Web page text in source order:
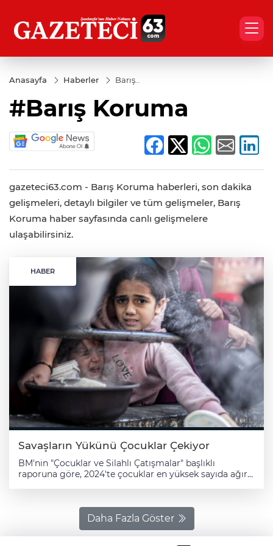
Anasayfa Haberler
Barış
#Barış Koruma
gazeteci63.com - Barış Koruma haberleri, son dakika
gelişmeleri, detaylı bilgiler ve tüm gelişmeler, Barış
Koruma haber sayfasında canlı gelişmelere
ulaşabilirsiniz.
HABER
Savaşların Yükünü Çocuklar Çekiyor
BM'nin "Çocuklar ve Silahlı Çatışmalar" başlıklı
raporuna göre, 2024'te çocuklar en yüksek sayıda ağır
Cumhuriyeti takip etti. Birleşmiş Milletler (BM), dünya
genelindeki savaşlarda yaşanan acımasız çatışmalar ve
ayrım gözetmeyen saldırıların en ağır bedelini
çocukların ödediğine dikkati çekerek, ateşkes ve barış
Daha Fazla Göster